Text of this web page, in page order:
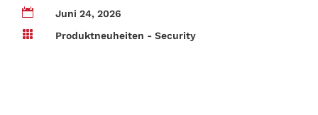

Juni 24, 2026

Produktneuheiten - Security